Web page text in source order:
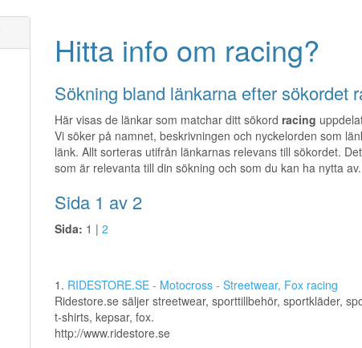
Hitta info om racing?
Sökning bland länkarna efter sökordet
Här visas de länkar som matchar ditt sökord racing
Vi söker på namnet, beskrivningen och nyckelorden som
länk. Allt sorteras utifrån länkarnas relevans till sökordet.
som är relevanta till din sökning och som du kan ha nytta av.
Sida 1 av 2
Sida: 1 | 2
1. RIDESTORE.SE - Motocross - Streetwear, Fox racing
Ridestore.se säljer streetwear, sporttillbehör, sportkläder,
t-shirts, kepsar, fox.
http://www.ridestore.se